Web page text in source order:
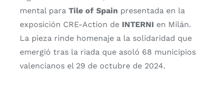
men­tal para Tile of Spain pre­sen­ta­da en la
expo­si­ción CRE-Action de INTERNI en Milán.
La pie­za rin­de home­na­je a la soli­da­ri­dad que
emer­gió tras la ria­da que aso­ló 68 muni­ci­pios
valen­cia­nos el 29 de octu­bre de 2024.